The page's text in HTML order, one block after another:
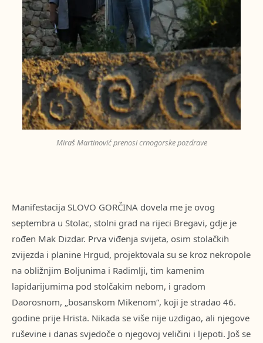
Miraš Martinović prenosi crnogorske pozdrave
Manifestacija SLOVO GORČINA dovela me je ovog
septembra u Stolac, stolni grad na rijeci Bregavi, gdje je
rođen Mak Dizdar. Prva viđenja svijeta, osim stolačkih
zvijezda i planine Hrgud, projektovala su se kroz nekropole
na obližnjim Boljunima i Radimlji, tim kamenim
lapidarijumima pod stolčakim nebom, i gradom
Daorosnom, „bosanskom Mikenom“, koji je stradao 46.
godine prije Hrista. Nikada se više nije uzdigao, ali njegove
ruševine i danas svjedoče o njegovoj veličini i ljepoti. Još se